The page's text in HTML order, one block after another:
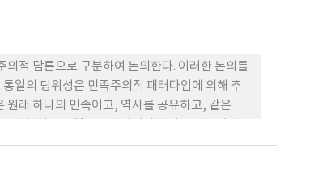
자료들을 통해서 밝혀진다. 1904년 한국에 복음
하였다.
적 담론으로 구분하여 논의한다. 이러한 논의를
일의 당위성은 민족주의적 패러다임에 의해 추
원래 하나의 민족이고, 역사를 공유하고, 같은 언
회협의회가 발표한 <민족의 통일과 평화에 대한
고, 독자적 위치를 가지 못했다. 통일이 평화를